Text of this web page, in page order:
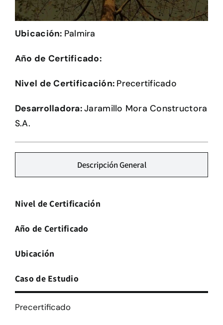
Herramientas
Credenciales
Plataforma CASA
Ubicación: Palmira
Año de Certificado:
Nivel de Certificación: Precertificado
Desarrolladora:Jaramillo Mora Constructora
S.A.
Descripción General
Nivel de Certificación
Año de Certificado
Ubicación
Caso de Estudio
Precertificado